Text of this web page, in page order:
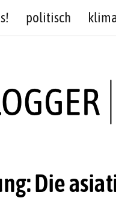
politisch
Die